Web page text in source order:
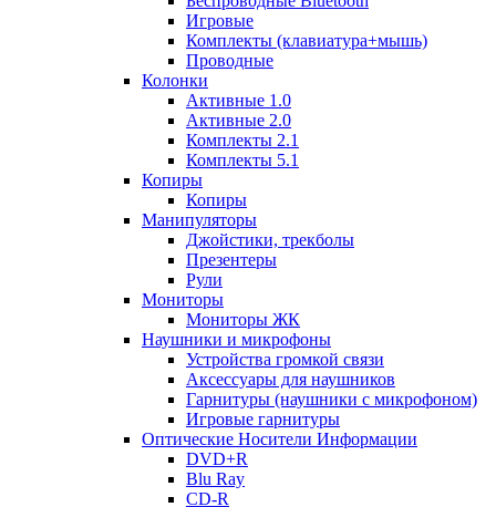
Игровые
Комплекты (клавиатура+мышь)
Проводные
Колонки
Активные 1.0
Активные 2.0
Комплекты 2.1
Комплекты 5.1
Копиры
Копиры
Манипуляторы
Джойстики, трекболы
Презентеры
Рули
Мониторы
Мониторы ЖК
Наушники и микрофоны
Устройства громкой связи
Аксессуары для наушников
Гарнитуры (наушники с микрофоном)
Игровые гарнитуры
Оптические Носители Информации
DVD+R
Blu Ray
CD-R